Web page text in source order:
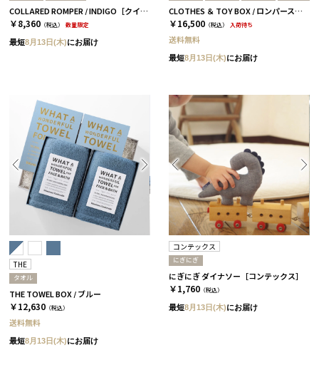
COLLARED ROMPER / INDIGO［クインシーメイ］
￥8,360 （税込） 数量限定
最短8月13日(木)にお届け
CLOTHES ＆ TOY BOX / ロンパース＋ビーニー＋モンキー / オリーブ
￥16,500 （税込） 入荷待ち
送料無料
最短8月13日(木)にお届け
THE
タオル
THE TOWEL BOX / ブルー
￥12,630 （税込）
送料無料
最短8月13日(木)にお届け
コンテックス
にぎにぎ
にぎにぎ ダイナソー［コンテックス］
￥1,760 （税込）
最短8月13日(木)にお届け